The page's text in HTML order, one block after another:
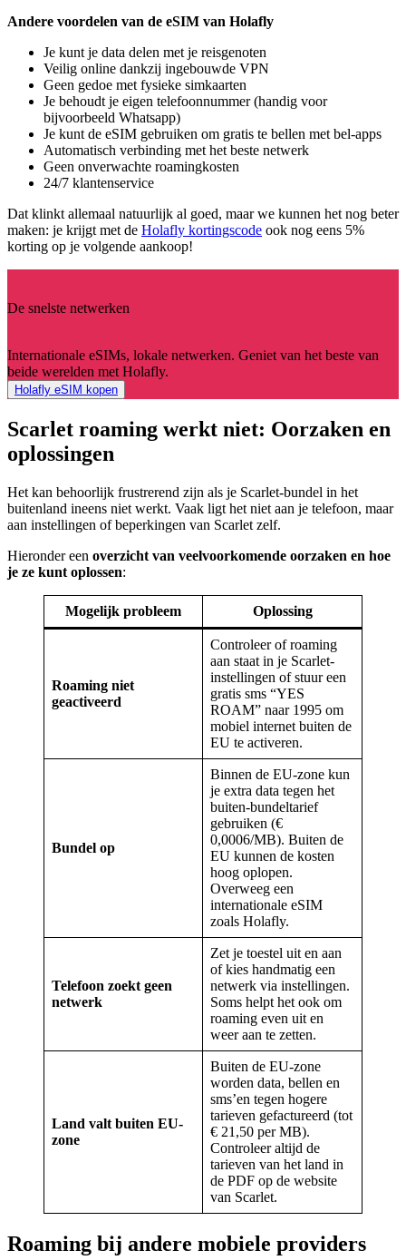
Andere voordelen van de eSIM van Holafly
Je kunt je data delen met je reisgenoten
Veilig online dankzij ingebouwde VPN
Geen gedoe met fysieke simkaarten
Je behoudt je eigen telefoonnummer (handig voor
bijvoorbeeld Whatsapp)
Je kunt de eSIM gebruiken om gratis te bellen met bel-apps
Automatisch verbinding met het beste netwerk
Geen onverwachte roamingkosten
24/7 klantenservice
Dat klinkt allemaal natuurlijk al goed, maar we kunnen het nog beter
maken: je krijgt met de Holafly kortingscode ook nog eens 5%
korting op je volgende aankoop!
De snelste netwerken
Internationale eSIMs, lokale netwerken. Geniet van het beste van
beide werelden met Holafly.
Holafly eSIM kopen
Scarlet roaming werkt niet: Oorzaken en
oplossingen
Het kan behoorlijk frustrerend zijn als je Scarlet-bundel in het
buitenland ineens niet werkt. Vaak ligt het niet aan je telefoon, maar
aan instellingen of beperkingen van Scarlet zelf.
Hieronder een overzicht van veelvoorkomende oorzaken en hoe
je ze kunt oplossen:
Mogelijk probleem Oplossing
Roaming niet
geactiveerd
Controleer of roaming
aan staat in je Scarlet-
instellingen of stuur een
gratis sms “YES
ROAM” naar 1995 om
mobiel internet buiten de
EU te activeren.
Bundel op
Binnen de EU-zone kun
je extra data tegen het
buiten-bundeltarief
gebruiken (€
0,0006/MB). Buiten de
EU kunnen de kosten
hoog oplopen.
Overweeg een
internationale eSIM
zoals Holafly.
Telefoon zoekt geen
netwerk
Zet je toestel uit en aan
of kies handmatig een
netwerk via instellingen.
Soms helpt het ook om
roaming even uit en
weer aan te zetten.
Land valt buiten EU-
zone
Buiten de EU-zone
worden data, bellen en
sms’en tegen hogere
tarieven gefactureerd (tot
€ 21,50 per MB).
Controleer altijd de
tarieven van het land in
de PDF op de website
van Scarlet.
Roaming bij andere mobiele providers